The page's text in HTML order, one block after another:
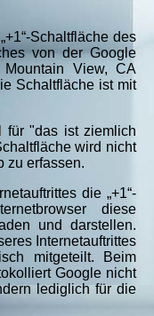
Schaltfläche des
von der Google
Mountain View, CA
Schaltfläche ist mit
für "das ist ziemlich
wird nicht
zu erfassen.
die „+1“-
diese
und darstellen.
Internetauftrittes
mitgeteilt. Beim
Google nicht
lediglich für die